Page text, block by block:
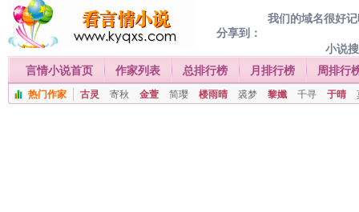
我们的域名很好
分享到：
小说
言情小说首页
作家列表 总排行榜 月排行榜 周排行
热门作家 古灵 寄秋 金萱 简璎 楼雨晴 裘梦 黎孅 千寻 于晴